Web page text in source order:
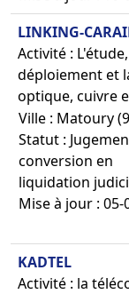
LINKING-
Activité :
déploiement et
optique, cuivre
Ville : Matoury
Statut :
conversion en
liquidation
Mise à jour : 05-
KADTEL
Activité : la